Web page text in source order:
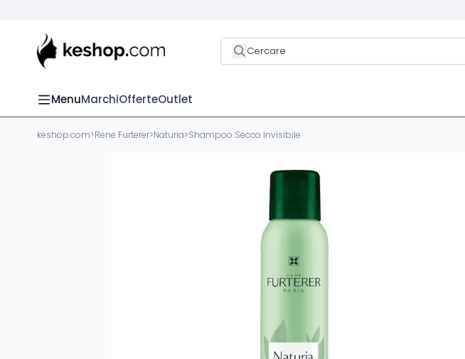
Cercare
MenuMarchiOfferteOutlet
keshop.com>Rene Furterer>Naturia>Shampoo Secco Invisibile